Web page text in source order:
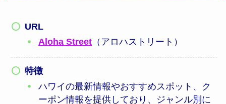
URL
Aloha Street （アロハストリート）
特徴
ハワイの最新情報やおすすめスポット、ク
ーポン情報を提供しており、ジャンル別に